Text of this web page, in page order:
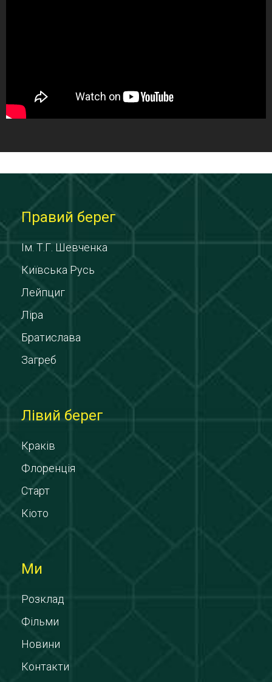
Правий берег
Ім. Т.Г. Шевченка
Київська Русь
Лейпциг
Ліра
Братислава
Загреб
Лівий берег
Краків
Флоренція
Старт
Кіото
Ми
Розклад
Фільми
Новини
Контакти